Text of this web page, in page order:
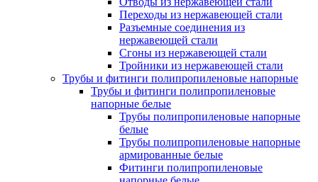
Переходы из нержавеющей стали
Разъемные соединения из
нержавеющей стали
Сгоны из нержавеющей стали
Тройники из нержавеющей стали
Трубы и фитинги полипропиленовые напорные
Трубы и фитинги полипропиленовые
напорные белые
Трубы полипропиленовые напорные
белые
Трубы полипропиленовые напорные
армированные белые
Фитинги полипропиленовые